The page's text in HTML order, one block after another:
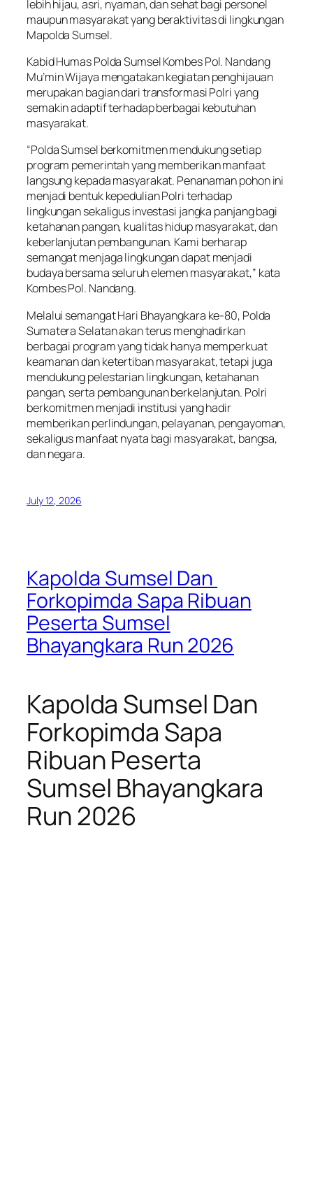
lebih hijau, asri, nyaman, dan sehat bagi personel
maupun masyarakat yang beraktivitas di lingkungan
Mapolda Sumsel.
Kabid Humas Polda Sumsel Kombes Pol. Nandang
Mu’min Wijaya mengatakan kegiatan penghijauan
merupakan bagian dari transformasi Polri yang
semakin adaptif terhadap berbagai kebutuhan
masyarakat.
“Polda Sumsel berkomitmen mendukung setiap
program pemerintah yang memberikan manfaat
langsung kepada masyarakat. Penanaman pohon ini
menjadi bentuk kepedulian Polri terhadap
lingkungan sekaligus investasi jangka panjang bagi
ketahanan pangan, kualitas hidup masyarakat, dan
keberlanjutan pembangunan. Kami berharap
semangat menjaga lingkungan dapat menjadi
budaya bersama seluruh elemen masyarakat,” kata
Kombes Pol. Nandang.
Melalui semangat Hari Bhayangkara ke-80, Polda
Sumatera Selatan akan terus menghadirkan
berbagai program yang tidak hanya memperkuat
keamanan dan ketertiban masyarakat, tetapi juga
mendukung pelestarian lingkungan, ketahanan
pangan, serta pembangunan berkelanjutan. Polri
berkomitmen menjadi institusi yang hadir
memberikan perlindungan, pelayanan, pengayoman,
sekaligus manfaat nyata bagi masyarakat, bangsa,
dan negara.
July 12, 2026
Kapolda Sumsel Dan
Forkopimda Sapa Ribuan
Peserta Sumsel
Bhayangkara Run 2026
Kapolda Sumsel Dan
Forkopimda Sapa
Ribuan Peserta
Sumsel Bhayangkara
Run 2026